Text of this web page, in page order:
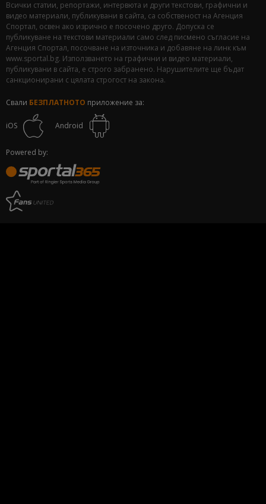
Всички статии, репортажи, интервюта и други текстови, графични и
видео материали, публикувани в сайта, са собственост на Агенция
Спортал, освен ако изрично е посочено друго. Допуска се
публикуване на текстови материали само след писмено съгласие на
Агенция Спортал, посочване на източника и добавяне на линк към
www.sportal.bg. Използването на графични и видео материали,
публикувани в сайта, е строго забранено. Нарушителите ще бъдат
санкционирани с цялата строгост на закона.
Свали БЕЗПЛАТНОТО приложение за:
iOS Android
Powered by: